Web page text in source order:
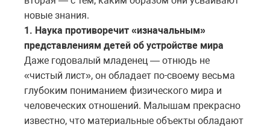
новые знания.
1. Наука противоречит «изначальным»
представлениям детей об устройстве мира
Даже годовалый младенец — отнюдь не
«чистый лист», он обладает по-своему весьма
глубоким пониманием физического мира и
человеческих отношений. Малышам прекрасно
известно, что материальные объекты обладают